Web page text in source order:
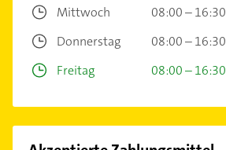
Mittwoch
08:00 – 16:30
Donnerstag
08:00 – 16:30
Freitag
08:00 – 16:30